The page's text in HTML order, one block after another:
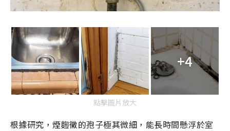
+4
點擊圖片放大
根據研究，煙麴黴的孢子極其微細，能長時間懸浮於室